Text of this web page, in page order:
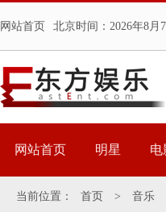
网站首页 北京时间： 2026年8月
网站首页 明星 电
当前位置： 首页 > 音乐